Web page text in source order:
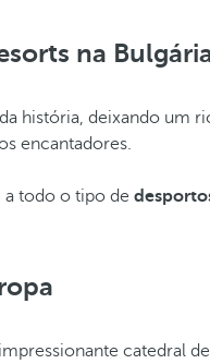
na
história, deixando um
encantadores.
a todo o tipo de
catedral